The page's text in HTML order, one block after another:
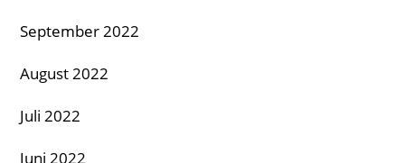
September 2022
August 2022
Juli 2022
Juni 2022